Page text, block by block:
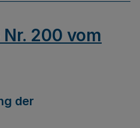
200 vom
der